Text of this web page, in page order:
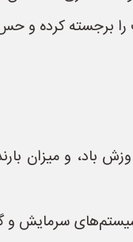
برجسته کرده و حس
باد، و میزان
سرمایش و